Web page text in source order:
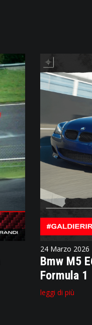
24 Marzo 2026
Bmw M5
Formula 1
leggi di più